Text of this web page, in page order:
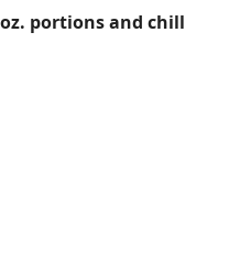
portions and chill